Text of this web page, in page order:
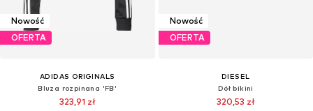
Nowość
OFERTA
ADIDAS ORIGINALS
Bluza rozpinana 'FB'
323,91 zł
Nowość
OFERTA
DIESEL
Dół bikini
320,53 zł